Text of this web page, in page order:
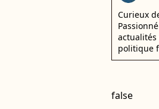
Curieux
actualités
politique
false